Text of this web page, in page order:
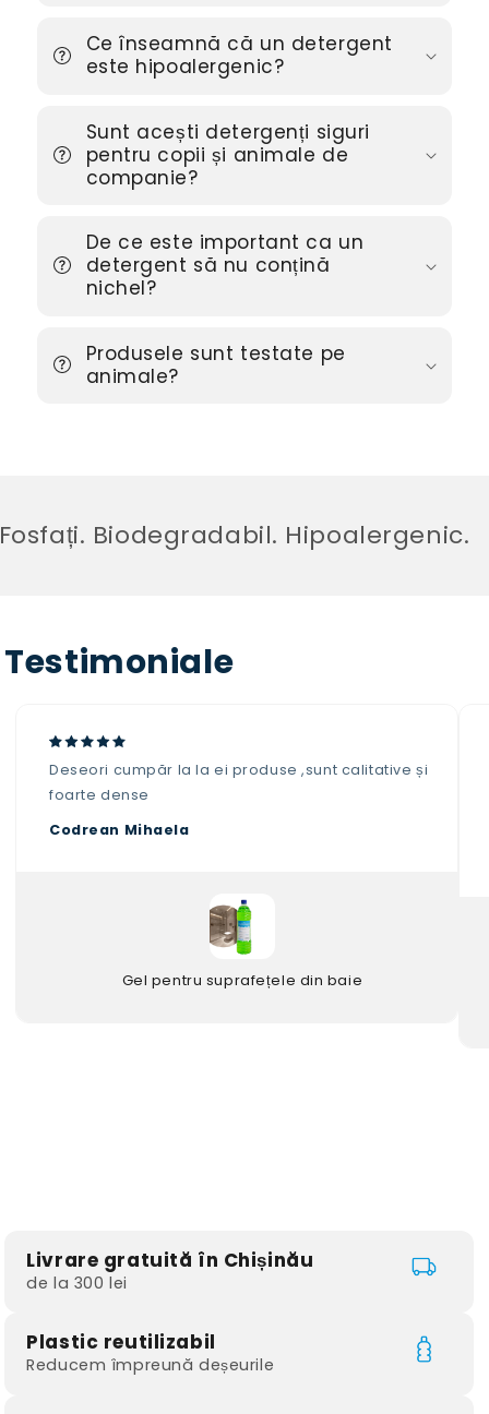
Ce înseamnă că un detergent
este hipoalergenic?
Sunt acești detergenți siguri
pentru copii și animale de
companie?
De ce este important ca un
detergent să nu conțină
nichel?
Produsele sunt testate pe
animale?
Biodegradabil. Hipoalergenic.
Testimoniale
Deseori cumpăr la la ei produse ,sunt calitative și
foarte dense
Codrean Mihaela
Gel pentru suprafețele din baie
Livrare gratuită în Chișinău
de la 300 lei
Plastic reutilizabil
Reducem împreună deșeurile